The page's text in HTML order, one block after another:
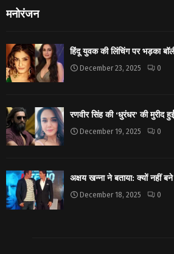
मनोरंजन
हिंदू युवक की लिंचिंग पर भड़का
December 23, 2025 0
रणवीर सिंह की ‘धुरंधर’ की मुरीद
December 19, 2025 0
अक्षय खन्ना ने बताया: क्यों नहीं
December 18, 2025 0